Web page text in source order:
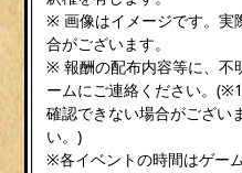
※ 画像はイメージです。実
合がございます。
※ 報酬の配布内容等に、不
ームにご連絡ください。
確認できない場合がござい
い。)
※各イベントの時間はゲー